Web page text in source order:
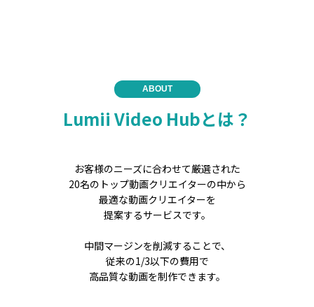
ABOUT
Lumii Video Hubとは？
お客様のニーズに合わせて厳選された
20名のトップ動画クリエイターの中から
最適な動画クリエイターを
提案するサービスです。
中間マージンを削減することで、
従来の1/3以下の費用で
高品質な動画を制作できます。